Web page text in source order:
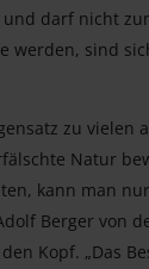
darf nicht
werden, sind
zu vielen
Natur
kann man
Berger von
Kopf. „Das